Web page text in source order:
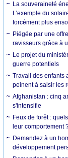
La souveraineté
L’exemple du
forcément plus
Piégée par une
ravisseurs grâce à
Le projet du
guerre potentiels
Travail des enfants
peinent à saisir les
Afghanistan : cinq
s'intensifie
Feux de forêt :
leur comportement
Demandez à un
développement